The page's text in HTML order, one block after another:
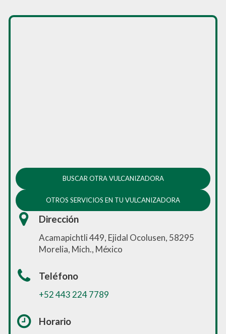
BUSCAR OTRA VULCANIZADORA
OTROS SERVICIOS EN TU VULCANIZADORA
Dirección
Acamapichtli 449, Ejidal Ocolusen, 58295
Morelia, Mich., México
Teléfono
+52 443 224 7789
Horario